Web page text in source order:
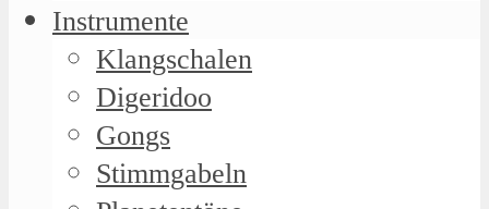
Instrumente
Klangschalen
Digeridoo
Gongs
Stimmgabeln